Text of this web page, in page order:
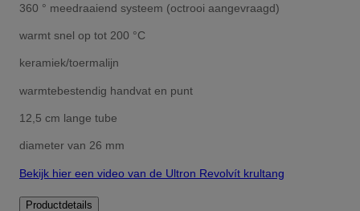
360 ° meedraaiend systeem (octrooi aangevraagd)
warmt snel op tot 200 °C
keramiek/toermalijn
warmtebestendig handvat en punt
12,5 cm lange tube
diameter van 26 mm
Bekijk hier een video van de Ultron Revolvít krultang
Productdetails